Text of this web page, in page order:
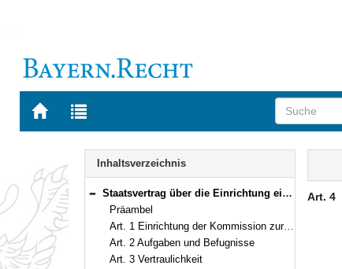
Zur
BAYERN.RECHT
Zur
letzten
Navigation
Inhaltsverzeichnis
Bereich reduzieren
Staatsvertrag über die Einrichtung eines nationalen Mechanismus aller Länder nach Artikel 3 des Fakultativprotokolls vom 18. Dezember 2002 zu dem Übereinkommen der Vereinten Nationen gegen Folter und andere grausame, unmenschliche oder erniedrigende Behandlung oder Strafe Vom 25. Juni 2009 (Art. 1–11)
Präambel
Art. 1 Einrichtung der Kommission zur Verhütung von Folter
Art. 2 Aufgaben und Befugnisse
Art. 3 Vertraulichkeit
Art. 4